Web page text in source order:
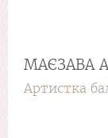
МАЄЗАВА
Артистка